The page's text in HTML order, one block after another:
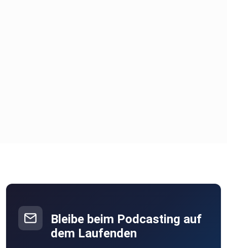
Bleibe beim Podcasting auf
dem Laufenden